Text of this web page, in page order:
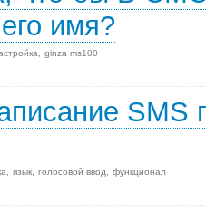
имя?
ginza ms100
SMS
язык голосовой ввод функционал